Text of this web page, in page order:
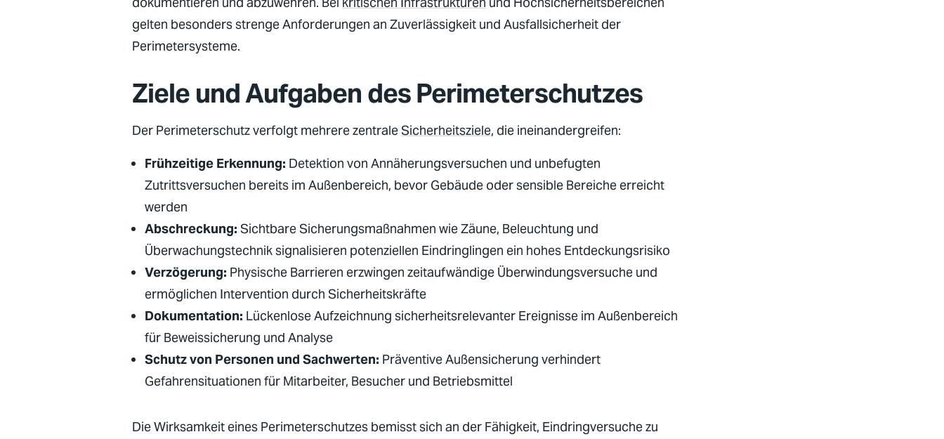
gelten besonders strenge Anforderungen an Zuverlässigkeit und Ausfallsicherheit der
Perimetersysteme.
Ziele und Aufgaben des Perimeterschutzes
Der Perimeterschutz verfolgt mehrere zentraleSicherheitsziele, die ineinandergreifen:
Frühzeitige Erkennung: Detektion von Annäherungsversuchen und unbefugten
Zutrittsversuchen bereits im Außenbereich, bevor Gebäude oder sensible Bereiche erreicht
werden
Abschreckung: Sichtbare Sicherungsmaßnahmen wie Zäune, Beleuchtung und
Überwachungstechnik signalisieren potenziellen Eindringlingen ein hohes Entdeckungsrisiko
Verzögerung: Physische Barrieren erzwingen zeitaufwändige Überwindungsversuche und
ermöglichen Intervention durchSicherheitskräfte
Dokumentation: Lückenlose Aufzeichnungsicherheitsrelevanter Ereignisse im Außenbereich
für Beweissicherung und Analyse
Schutz von Personen und Sachwerten: Präventive Außensicherung verhindert
Gefahrensituationen für Mitarbeiter, Besucher und Betriebsmittel
Die Wirksamkeit eines Perimeterschutzes bemisst sich an der Fähigkeit, Eindringversuche zu